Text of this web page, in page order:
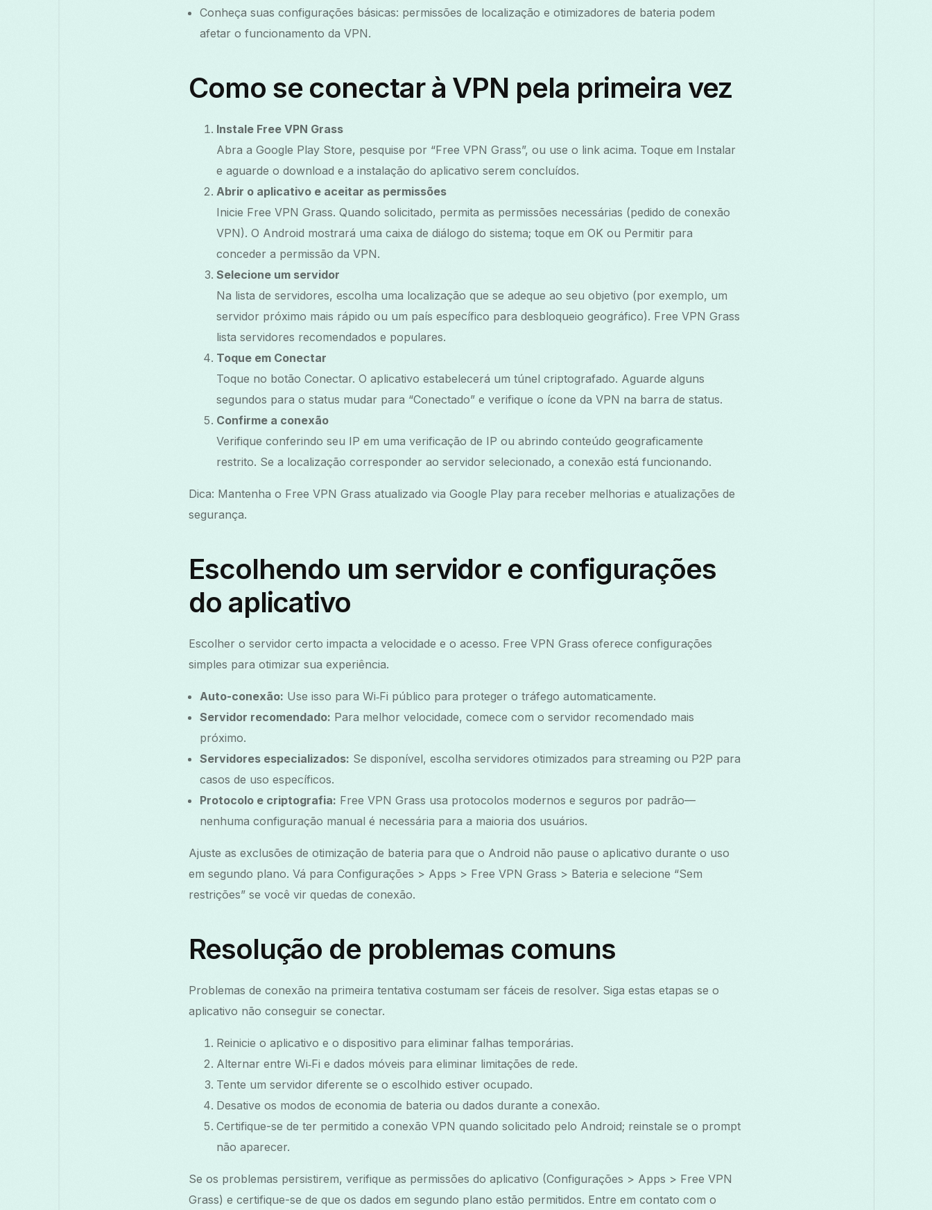
Conheça suas configurações básicas: permissões de localização e otimizadores de bateria podem
afetar o funcionamento da VPN.
Como se conectar à VPN pela primeira vez
Instale Free VPN Grass
Abra a Google Play Store, pesquise por “Free VPN Grass”, ou use o link acima. Toque em Instalar
e aguarde o download e a instalação do aplicativo serem concluídos.
Abrir o aplicativo e aceitar as permissões
Inicie Free VPN Grass. Quando solicitado, permita as permissões necessárias (pedido de conexão
VPN). O Android mostrará uma caixa de diálogo do sistema; toque em OK ou Permitir para
conceder a permissão da VPN.
Selecione um servidor
Na lista de servidores, escolha uma localização que se adeque ao seu objetivo (por exemplo, um
servidor próximo mais rápido ou um país específico para desbloqueio geográfico). Free VPN Grass
lista servidores recomendados e populares.
Toque em Conectar
Toque no botão Conectar. O aplicativo estabelecerá um túnel criptografado. Aguarde alguns
segundos para o status mudar para “Conectado” e verifique o ícone da VPN na barra de status.
Confirme a conexão
Verifique conferindo seu IP em uma verificação de IP ou abrindo conteúdo geograficamente
restrito. Se a localização corresponder ao servidor selecionado, a conexão está funcionando.
Dica: Mantenha o Free VPN Grass atualizado via Google Play para receber melhorias e atualizações de
segurança.
Escolhendo um servidor e configurações
do aplicativo
Escolher o servidor certo impacta a velocidade e o acesso. Free VPN Grass oferece configurações
simples para otimizar sua experiência.
Auto-conexão: Use isso para Wi‑Fi público para proteger o tráfego automaticamente.
Servidor recomendado: Para melhor velocidade, comece com o servidor recomendado mais
próximo.
Servidores especializados: Se disponível, escolha servidores otimizados para streaming ou P2P para
casos de uso específicos.
Protocolo e criptografia: Free VPN Grass usa protocolos modernos e seguros por padrão—
nenhuma configuração manual é necessária para a maioria dos usuários.
Ajuste as exclusões de otimização de bateria para que o Android não pause o aplicativo durante o uso
em segundo plano. Vá para Configurações > Apps > Free VPN Grass > Bateria e selecione “Sem
restrições” se você vir quedas de conexão.
Resolução de problemas comuns
Problemas de conexão na primeira tentativa costumam ser fáceis de resolver. Siga estas etapas se o
aplicativo não conseguir se conectar.
Reinicie o aplicativo e o dispositivo para eliminar falhas temporárias.
Alternar entre Wi‑Fi e dados móveis para eliminar limitações de rede.
Tente um servidor diferente se o escolhido estiver ocupado.
Desative os modos de economia de bateria ou dados durante a conexão.
Certifique-se de ter permitido a conexão VPN quando solicitado pelo Android; reinstale se o prompt
não aparecer.
Se os problemas persistirem, verifique as permissões do aplicativo (Configurações > Apps > Free VPN
Grass) e certifique-se de que os dados em segundo plano estão permitidos. Entre em contato com o